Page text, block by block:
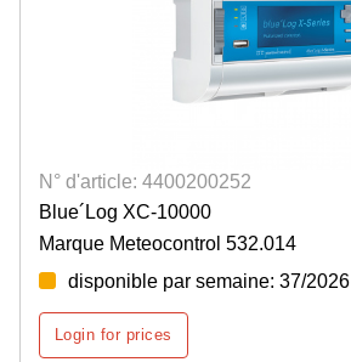
N° d'article: 4400200252
Blue´Log XC-10000
Marque Meteocontrol 532.014
disponible par semaine: 37/2026
Login for prices